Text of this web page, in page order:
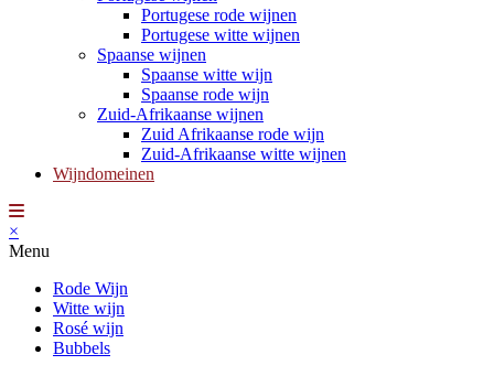
Portugese rode wijnen
Portugese witte wijnen
Spaanse wijnen
Spaanse witte wijn
Spaanse rode wijn
Zuid-Afrikaanse wijnen
Zuid Afrikaanse rode wijn
Zuid-Afrikaanse witte wijnen
Wijndomeinen
×
Menu
Rode Wijn
Witte wijn
Rosé wijn
Bubbels